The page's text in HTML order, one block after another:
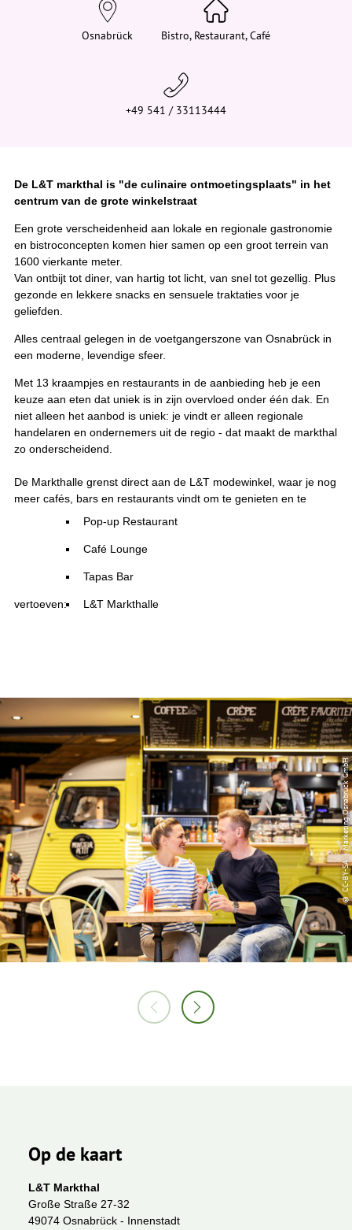
e
h
e
Osnabrück Bistro, Restaurant, Café
+49 541 / 33113444
De L&T markthal is "de culinaire ontmoetingsplaats" in het
centrum van de grote winkelstraat
Een grote verscheidenheid aan lokale en regionale gastronomie
en bistroconcepten komen hier samen op een groot terrein van
1600 vierkante meter.
Van ontbijt tot diner, van hartig tot licht, van snel tot gezellig. Plus
gezonde en lekkere snacks en sensuele traktaties voor je
geliefden.
Alles centraal gelegen in de voetgangerszone van Osnabrück in
een moderne, levendige sfeer.
Met 13 kraampjes en restaurants in de aanbieding heb je een
keuze aan eten dat uniek is in zijn overvloed onder één dak. En
niet alleen het aanbod is uniek: je vindt er alleen regionale
handelaren en ondernemers uit de regio - dat maakt de markthal
zo onderscheidend.
De Markthalle grenst direct aan de L&T modewinkel, waar je nog
meer cafés, bars en restaurants vindt om te genieten en te
vertoeven:
Pop-up Restaurant
Café Lounge
Tapas Bar
L&T Markthalle
© CC-BY-SA | Marketing Osnabrück GmbH
Op de kaart
L&T Markthal
Große Straße 27-32
49074 Osnabrück - Innenstadt